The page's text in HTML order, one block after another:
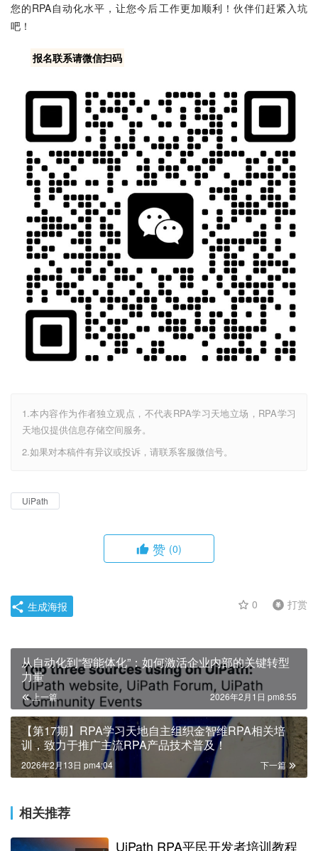
您的RPA自动化水平，让您今后工作更加顺利！伙伴们赶紧入坑
吧！
报名联系请微信扫码
1.本内容作为作者独立观点，不代表RPA学习天地立场，RPA学习
天地仅提供信息存储空间服务。
2.如果对本稿件有异议或投诉，请联系客服微信号。
UiPath
赞 (0)
0 打赏
生成海报
从自动化到“智能体化”：如何激活企业内部的关键转型
力量
上一篇 2026年2月1日 pm8:55
【第17期】RPA学习天地自主组织金智维RPA相关培
训，致力于推广主流RPA产品技术普及！
下一篇
2026年2月13日 pm4:04
相关推荐
UiPath RPA平民开发者培训教程